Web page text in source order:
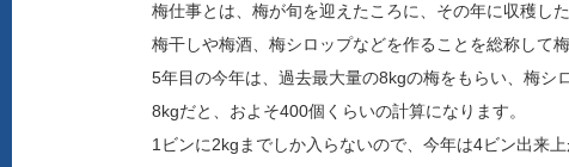
梅仕事とは、梅が旬を迎えたころに、その年に収穫した
梅干しや梅酒、梅シロップなどを作ることを総称して梅
5年目の今年は、過去最大量の8kgの梅をもらい、梅シ
8kgだと、およそ400個くらいの計算になります。
1ビンに2kgまでしか入らないので、今年は4ビン出来上